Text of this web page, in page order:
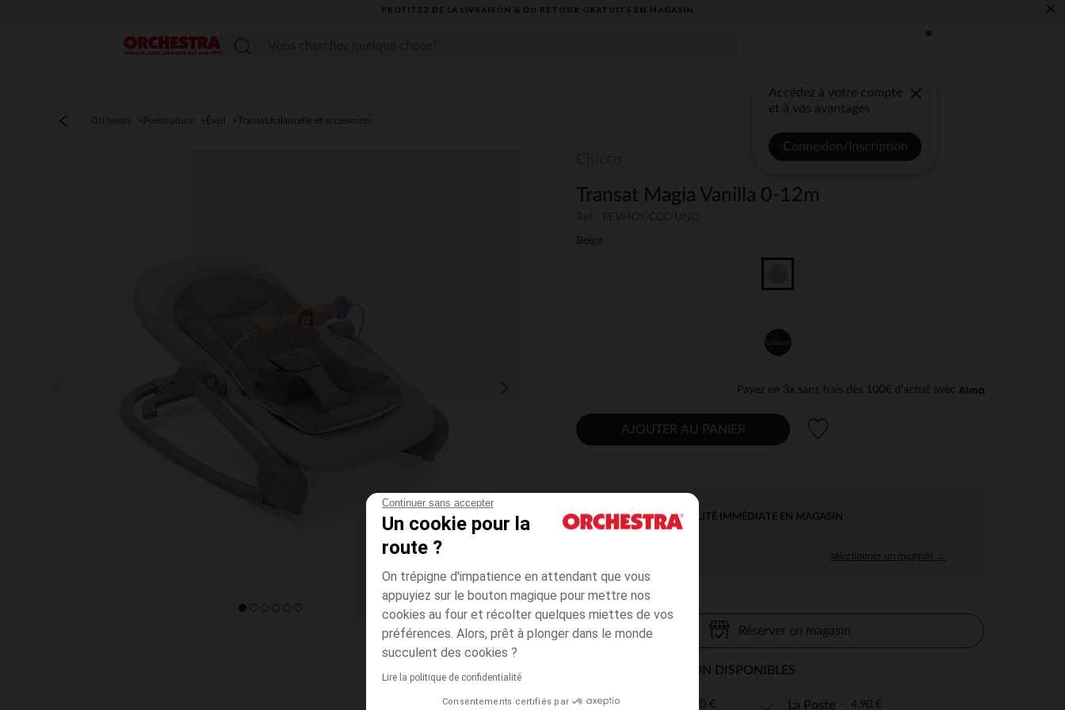
Continuer sans accepter
Un cookie pour la
route ?
On trépigne d'impatience en attendant que vous
appuyiez sur le bouton magique pour mettre nos
cookies au four et récolter quelques miettes de vos
préférences. Alors, prêt à plonger dans le monde
succulent des cookies ?
Lire la politique de confidentialité
Consentements certifiés par
PROFITEZ DE LA LIVRAISON & DU RETOUR GRATUITS EN MAGASIN​ ×
Menu
Accédez à votre compte
et à vos avantages
Connexion/Inscription
Orchestra Puériculture Éveil Transat,balancelle et accessoires
Transat Magia Vanilla 0-12m
Beige
Unique
Payez en 3x sans frais dès 100€ d'achat avec
AJOUTER AU PANIER
DISPONIBILITÉ IMMÉDIATE EN MAGASIN
sélectionner un magasin →
Réserver en magasin
MODES DE LIVRAISON DISPONIBLES
Point Relais 4,90 € La Poste 4,90 €